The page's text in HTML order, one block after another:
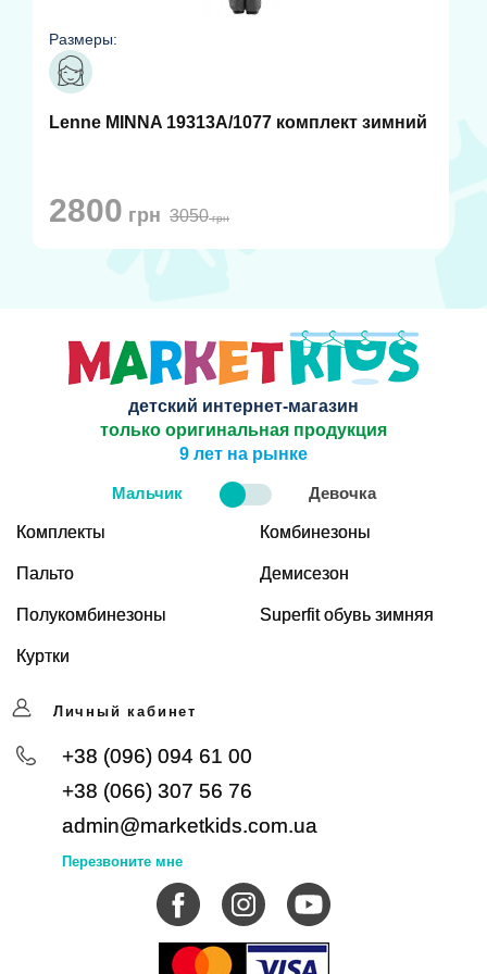
Размеры:
Lenne MINNA 19313A/1077 комплект зимний
2800 грн 3050грн
детский интернет-магазин
только оригинальная продукция
9 лет на рынке
Мальчик Девочка
Комплекты
Пальто
Полукомбинезоны
Куртки
Комбинезоны
Демисезон
Superfit обувь зимняя
Личный кабинет
+38 (096) 094 61 00
+38 (066) 307 56 76
admin@marketkids.com.ua
Перезвоните мне